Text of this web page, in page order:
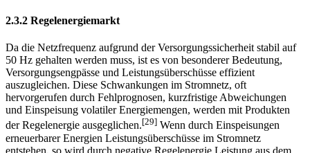
2.3.2 Regelenergiemarkt
Da die Netzfrequenz aufgrund der Versorgungssicherheit stabil auf
50 Hz gehalten werden muss, ist es von besonderer Bedeutung,
Versorgungsengpässe und Leistungsüberschüsse effizient
auszugleichen. Diese Schwankungen im Stromnetz, oft
hervorgerufen durch Fehlprognosen, kurzfristige Abweichungen
und Einspeisung volatiler Energiemengen, werden mit Produkten
der Regelenergie ausgeglichen.[29] Wenn durch Einspeisungen
erneuerbarer Energien Leistungsüberschüsse im Stromnetz
entstehen, so wird durch negative Regelenergie Leistung aus dem